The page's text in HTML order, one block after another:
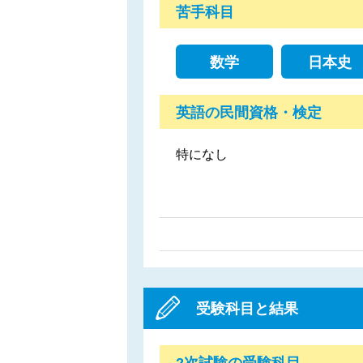
苦手科目
数学 日本史
英語の民間資格・検定
特になし
受験科目と結果